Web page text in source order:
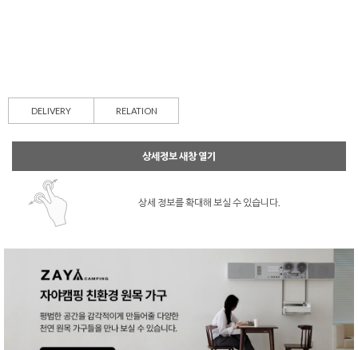
DELIVERY RELATION
상세정보 새창 열기
상세 정보를 확대해 보실 수 있습니다.